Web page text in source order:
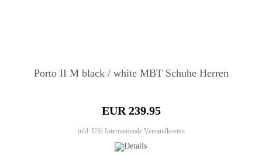
Porto II M black / white MBT Schuhe Herren
EUR 239.95
inkl. USt Internationale Versandkosten